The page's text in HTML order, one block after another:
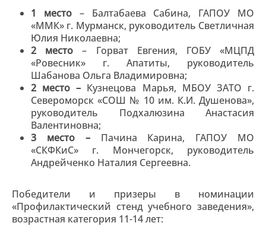
1 место– Балтабаева Сабина, ГАПОУ МО
«ММК» г. Мурманск, руководитель Светличная
Юлия Николаевна;
2 место – Горват Евгения, ГОБУ «МЦПД
«Ровесник» г. Апатиты, руководитель
Шабанова Ольга Владимировна;
2 место – Кузнецова Марья, МБОУ ЗАТО г.
Североморск «СОШ № 10 им. К.И. Душенова»,
руководитель Подхалюзина Анастасия
Валентиновна;
3 место
– Пачина Карина, ГАПОУ МО
«СКФКиС» г. Мончегорск, руководитель
Андрейченко Наталия Сергеевна.
Победители и призеры в номинации
«Профилактический стенд учебного заведения»,
возрастная категория 11-14 лет: